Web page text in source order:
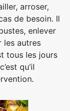
arroser,
de besoin. Il
enlever
les autres
tous les jours
qu’il